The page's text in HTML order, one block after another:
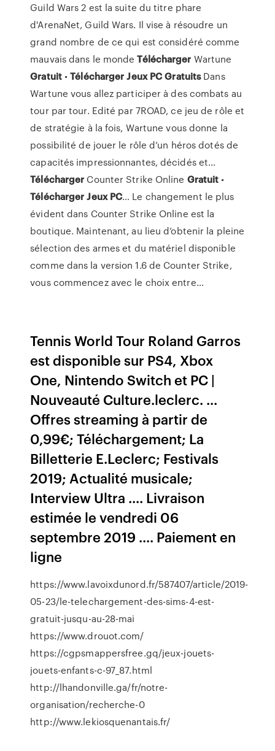
Guild Wars 2 est la suite du titre phare
d'ArenaNet, Guild Wars. Il vise à résoudre un
grand nombre de ce qui est considéré comme
mauvais dans le mondeTélécharger Wartune
Gratuit•Télécharger Jeux PCGratuitsDans
Wartune vous allez participer à des combats au
tour par tour. Edité par 7ROAD, ce jeu de rôle et
de stratégie à la fois, Wartune vous donne la
possibilité de jouer le rôle d’un héros dotés de
capacités impressionnantes, décidés et…
Télécharger Counter Strike Online Gratuit •
Télécharger Jeux PC… Le changement le plus
évident dans Counter Strike Online est la
boutique. Maintenant, au lieu d’obtenir la pleine
sélection des armes et du matériel disponible
comme dans la version 1.6 de Counter Strike,
vous commencez avec le choix entre…
Tennis World Tour Roland Garros
est disponible sur PS4, Xbox
One, Nintendo Switch et PC |
Nouveauté Culture.leclerc. ...
Offres streaming à partir de
0,99€; Téléchargement; La
Billetterie E.Leclerc; Festivals
2019; Actualité musicale;
Interview Ultra .... Livraison
estimée le vendredi 06
septembre 2019 .... Paiement en
ligne
https://www.lavoixdunord.fr/587407/article/2019-
05-23/le-telechargement-des-sims-4-est-
gratuit-jusqu-au-28-mai
https://www.drouot.com/
https://cgpsmappersfree.gq/jeux-jouets-
jouets-enfants-c-97_87.html
http://lhandonville.ga/fr/notre-
organisation/recherche-0
http://www.lekiosquenantais.fr/